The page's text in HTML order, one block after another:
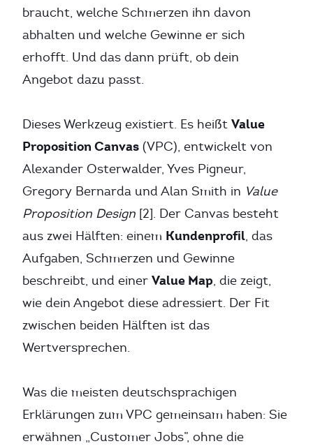
braucht, welche Schmerzen ihn davon
abhalten und welche Gewinne er sich
erhofft. Und das dann prüft, ob dein
Angebot dazu passt.
Dieses Werkzeug existiert. Es heißt Value
Proposition Canvas (VPC), entwickelt von
Alexander Osterwalder, Yves Pigneur,
Gregory Bernarda und Alan Smith in Value
Proposition Design [2]. Der Canvas besteht
aus zwei Hälften: einem Kundenprofil, das
Aufgaben, Schmerzen und Gewinne
beschreibt, und einer Value Map, die zeigt,
wie dein Angebot diese adressiert. Der Fit
zwischen beiden Hälften ist das
Wertversprechen.
Was die meisten deutschsprachigen
Erklärungen zum VPC gemeinsam haben: Sie
erwähnen „Customer Jobs”, ohne die